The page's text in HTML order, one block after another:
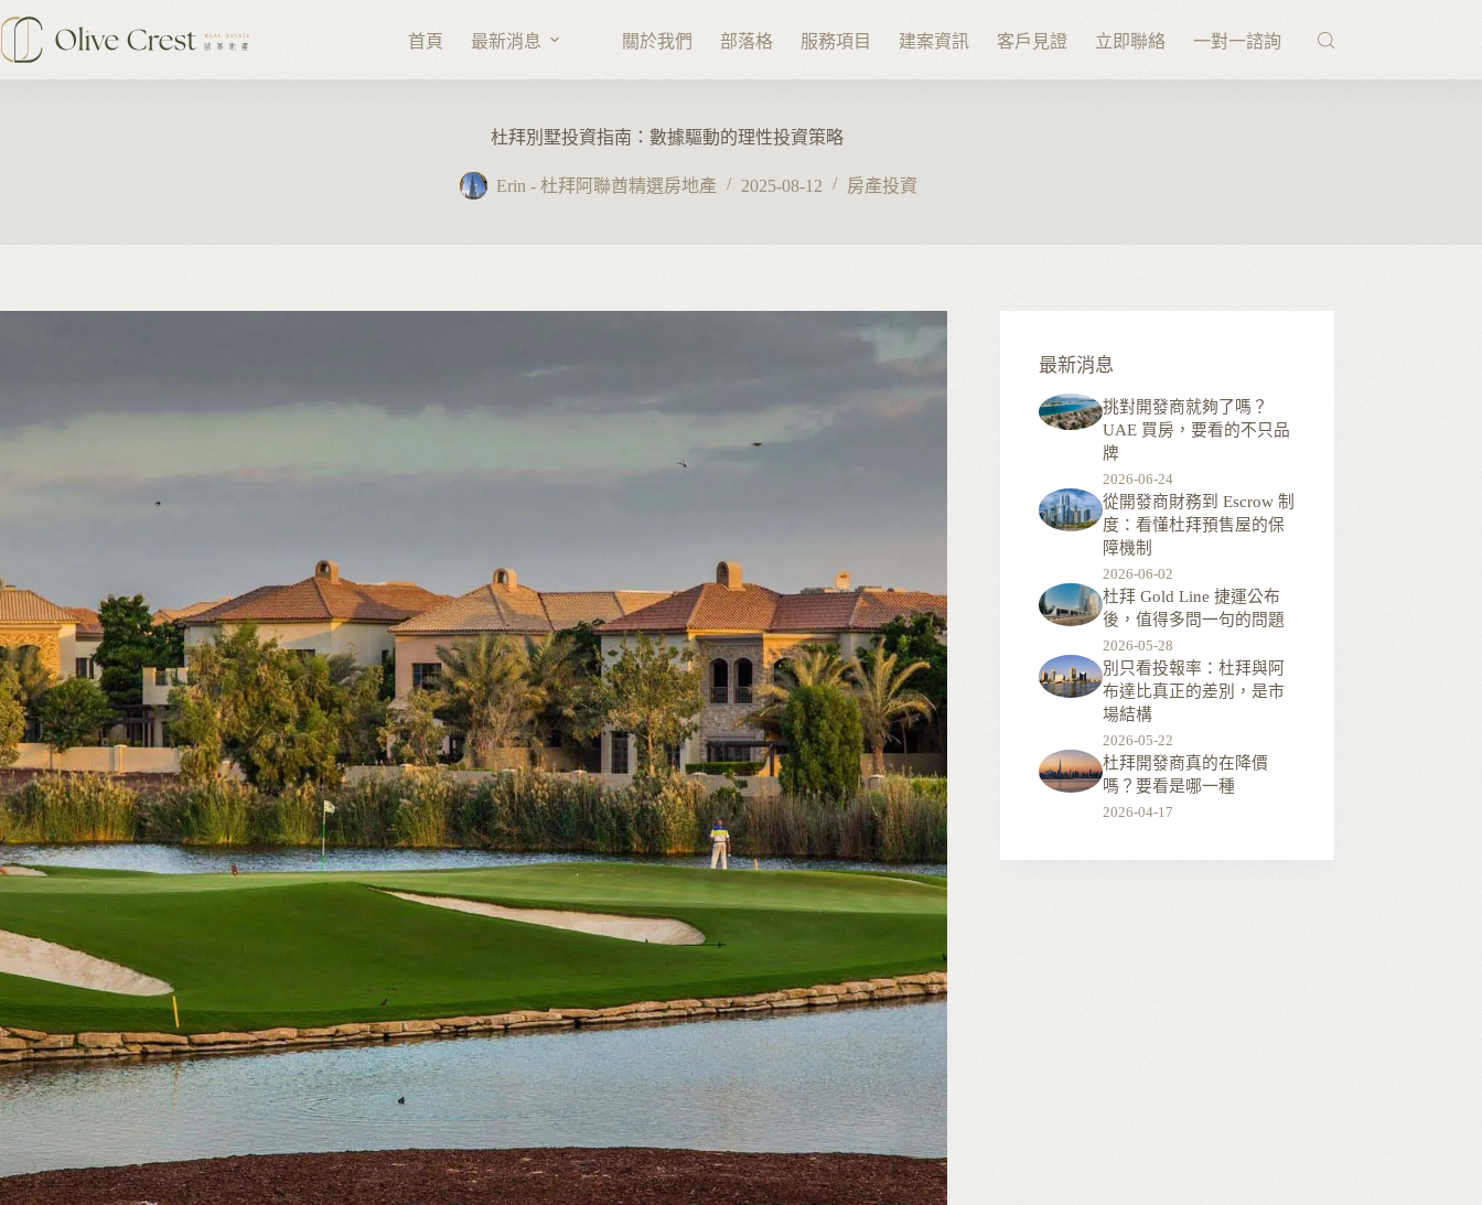
跳
主
首頁 最新消息 關於我們 部落格 服務項目 建案資訊 客戶見證 立即聯絡 一對一諮詢
杜拜別墅投資指南：數據驅動的理性投資策略
Erin - 杜拜阿聯酋精選房地產 2025-08-12 房產投資
最新消息
挑對開發商就夠了嗎？
UAE 買房，要看的不只品
牌
2026-06-24
從開發商財務到 Escrow 制
度：看懂杜拜預售屋的保
障機制
2026-06-02
杜拜 Gold Line 捷運公布
後，值得多問一句的問題
2026-05-28
別只看投報率：杜拜與阿
布達比真正的差別，是市
場結構
2026-05-22
杜拜開發商真的在降價
嗎？要看是哪一種
2026-04-17